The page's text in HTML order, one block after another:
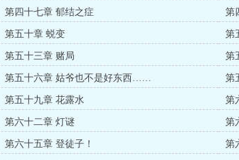
第四十七章 郁结之症 第
第五十章 蜕变 第
第五十三章 赌局 第
第五十六章 姑爷也不是好东西…… 第
第五十九章 花露水 第
第六十二章 灯谜 第
第六十五章 登徒子！ 第